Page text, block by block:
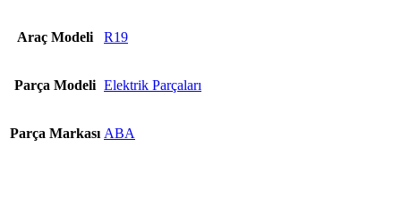
Araç Modeli R19
Parça Modeli Elektrik Parçaları
Parça Markası ABA